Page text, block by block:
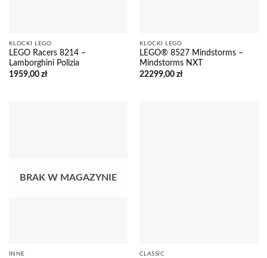
KLOCKI LEGO
LEGO Racers 8214 –
Lamborghini Polizia
1959,00 zł
KLOCKI LEGO
LEGO® 8527 Mindstorms –
Mindstorms NXT
22299,00 zł
BRAK W MAGAZYNIE
INNE CLASSIC